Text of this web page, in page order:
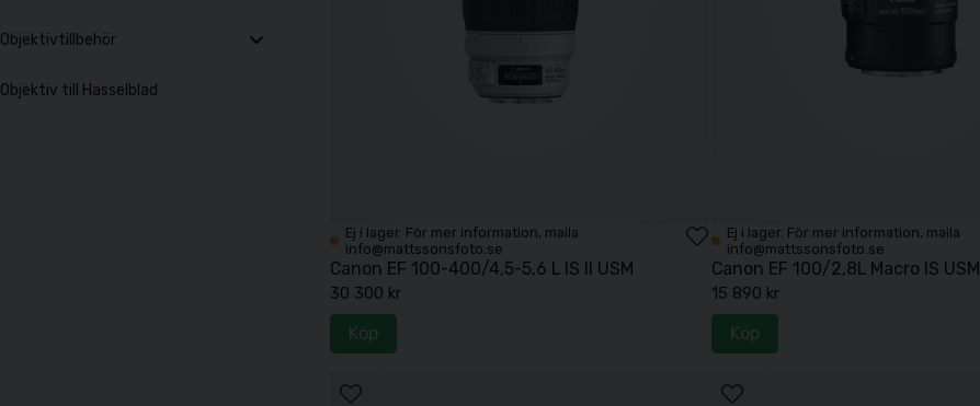
Objektivtillbehör
Objektiv till Hasselblad
Ej i lager. För mer information, maila
info@mattssonsfoto.se
Canon EF 100-400/4,5-5,6 L IS II USM
30 300 kr
Köp
Ej i lager. För mer information, maila
info@mattssonsfoto.se
Canon EF 100/2,8L Macro IS USM
15 890 kr
Köp